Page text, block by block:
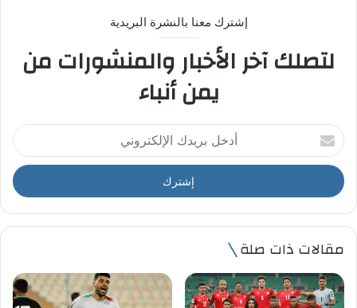
إشترك معنا بالنشرة البريدية
لتصلك آخر الأخبار والمنشورات من
يمن أنباء
أ
د
خ
ل
ر
د
ا
ل
مقالات ذات صلة